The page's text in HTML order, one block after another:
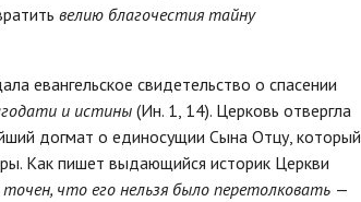
велию благочестия тайну
евангельское свидетельство о спасении
и истины (Ин. 1, 14). Церковь отвергла
догмат о единосущии Сына Отцу, который
Как пишет выдающийся историк Церкви
что его нельзя было перетолковать —